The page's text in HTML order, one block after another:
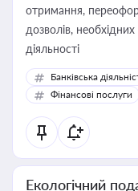
отримання,
дозволів,
діяльності
Банківська
Фінансові послуги
Екологічний